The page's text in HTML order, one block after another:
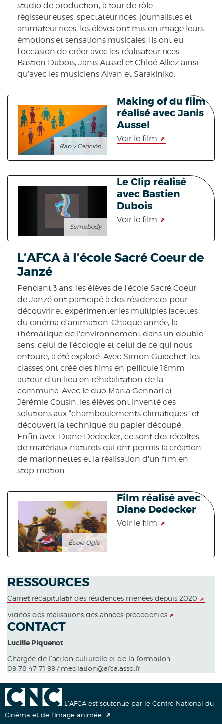
studio de production, à tour de rôle
régisseur·euses, spectateur·rices, journalistes et
animateur·rices, les élèves ont mis en image leurs
émotions et sensations musicales. Ils ont eu
l’occasion de créer avec les réalisateur·rices
Bastien Dubois, Janis Aussel et Chloé Alliez ainsi
qu’avec les musiciens Alvan et Sarakiniko.
Rap y Canción
Making of du film
réalisé avec Janis
Aussel
Voir le film
Somebody
Le Clip réalisé
avec Bastien
Dubois
Voir le film
L’AFCA à l’école Sacré Coeur de
Janzé
Pendant 3 ans, les élèves de l’école Sacré Coeur
de Janzé ont participé à des résidences pour
découvrir et expérimenter les multiples facettes
du cinéma d’animation. Chaque année, la
thématique de l’environnement dans un double
sens, celui de l’écologie et celui de ce qui nous
entoure, a été exploré. Avec Simon Guiochet, les
classes ont créé des films en pellicule 16mm
autour d’un lieu en réhabilitation de la
commune. Avec le duo Marta Gennari et
Jérémie Cousin, les élèves ont inventé des
solutions aux “chamboulements climatiques” et
découvert la technique du papier découpé.
Enfin avec Diane Dedecker, ce sont des récoltes
de matériaux naturels qui ont permis la création
de marionnettes et la réalisation d'un film en
stop motion.
École Ogie
Film réalisé avec
Diane Dedecker
Voir le film
RESSOURCES
Carnet récapitulatif des résidences menées depuis 2020
Vidéos des réalisations des années précédentes
CONTACT
Lucille Piquenot
Chargée de l’action culturelle et de la formation
09 78 47 71 99 / mediation@afca.asso.fr
L’AFCA est soutenue par le Centre National du
Cinéma et de l'Image animée